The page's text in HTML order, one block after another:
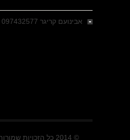
אבינועם קריגר 097432577
© 2014 כל הזכויות שמורות.